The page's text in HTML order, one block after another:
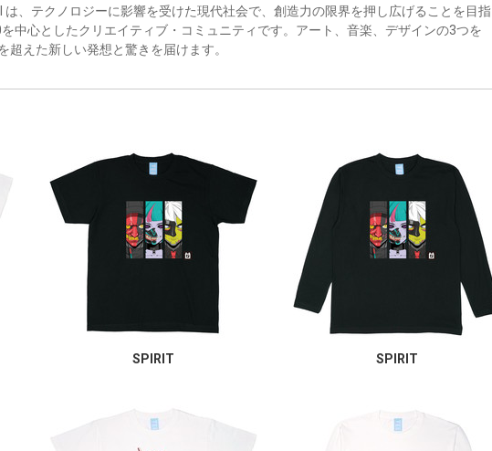
は、テクノロジーに影響を受けた現代社会で、創造力の限界を押し広げることを目指
中心としたクリエイティブ・コミュニティです。アート、音楽、デザインの3つを
超えた新しい発想と驚きを届けます。
SPIRIT SPIRIT